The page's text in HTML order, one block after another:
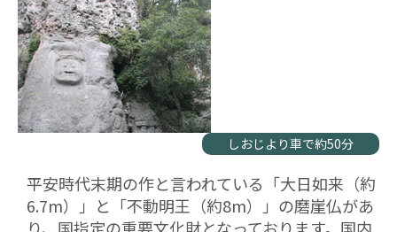
しおじより車で約50分
平安時代末期の作と言われている「大日如来（約
6.7m）」と「不動明王（約8m）」の磨崖仏があ